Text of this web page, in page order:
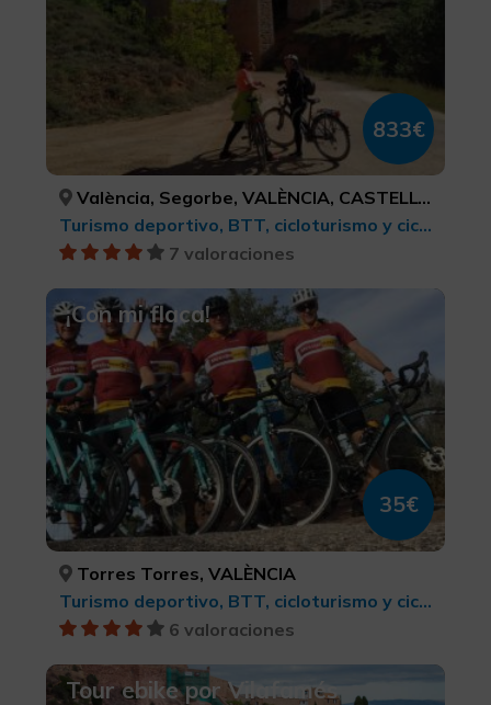
833€
València, Segorbe, VALÈNCIA, CASTELLÓ/CASTELLÓN
Turismo deportivo, BTT, cicloturismo y ciclismo
7 valoraciones
¡Con mi flaca!
35€
Torres Torres, VALÈNCIA
Turismo deportivo, BTT, cicloturismo y ciclismo
6 valoraciones
Tour ebike por Vilafamés